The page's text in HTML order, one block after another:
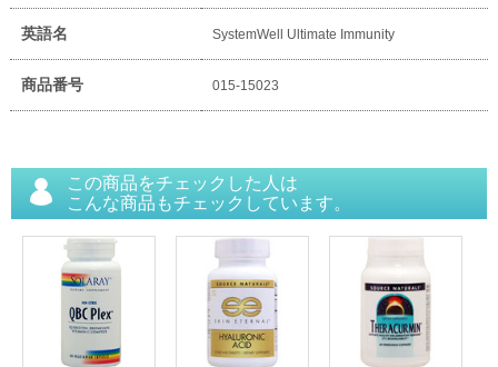
英語名 SystemWell Ultimate Immunity
商品番号 015-15023
この商品をチェックした人は
こんな商品もチェックしています。